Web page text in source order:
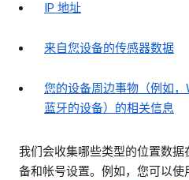
IP 地址
来自您设备的传感器数据
您的设备周边事物（例如
蓝牙的设备）的相关信息
我们会收集哪些类型的位置数
备和帐号设置。例如，您可以使